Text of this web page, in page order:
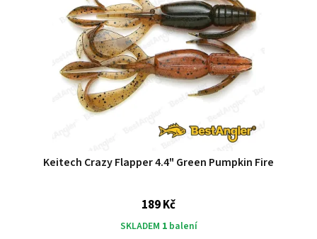
Keitech Crazy Flapper 4.4" Green Pumpkin Fire
189 Kč
SKLADEM 1balení